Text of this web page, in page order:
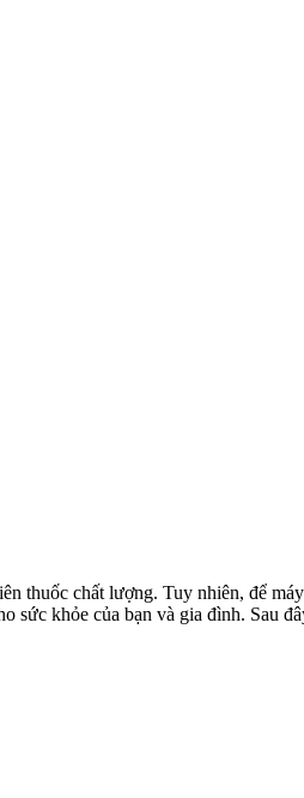
thuốc chất lượng. Tuy nhiên, để
khỏe của bạn và gia đình. Sau